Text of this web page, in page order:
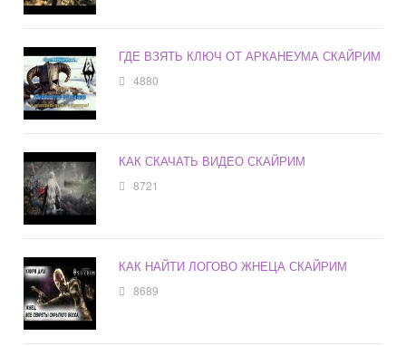
ГДЕ ВЗЯТЬ КЛЮЧ ОТ АРКАНЕУМА СКАЙРИМ
4880
КАК СКАЧАТЬ ВИДЕО СКАЙРИМ
8721
КАК НАЙТИ ЛОГОВО ЖНЕЦА СКАЙРИМ
8689